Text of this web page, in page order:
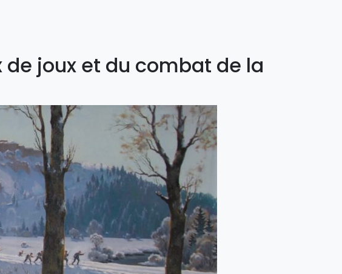
joux et du combat de la